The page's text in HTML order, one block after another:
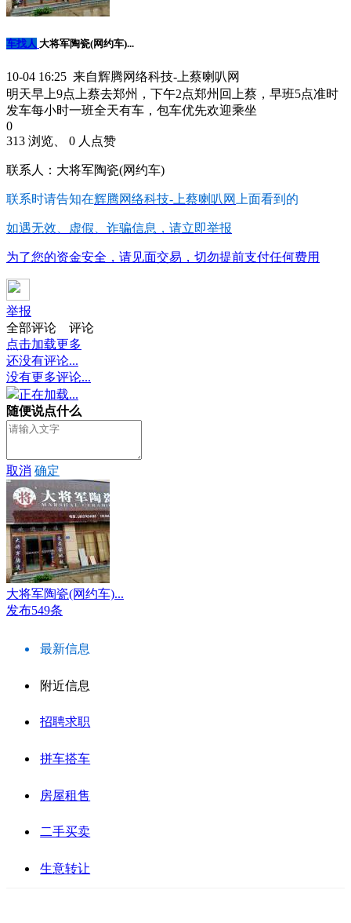
车找人 大将军陶瓷(网约车)...
10-04 16:25 来自辉腾网络科技-上蔡喇叭网
明天早上9点上蔡去郑州，下午2点郑州回上蔡，早班5点准时
发车每小时一班全天有车，包车优先欢迎乘坐
0
313 浏览、 0 人点赞
联系人：大将军陶瓷(网约车)
联系时请告知在辉腾网络科技-上蔡喇叭网 上面看到的
如遇无效、虚假、诈骗信息，请立即举报
为了您的资金安全，请见面交易，切勿提前支付任何费用
举报
全部评论
评论
点击加载更多
还没有评论...
没有更多评论...
正在加载...
随便说点什么
取消 确定
大将军陶瓷(网约车)...
发布549条
最新信息
附近信息
招聘求职
拼车搭车
房屋租售
二手买卖
生意转让